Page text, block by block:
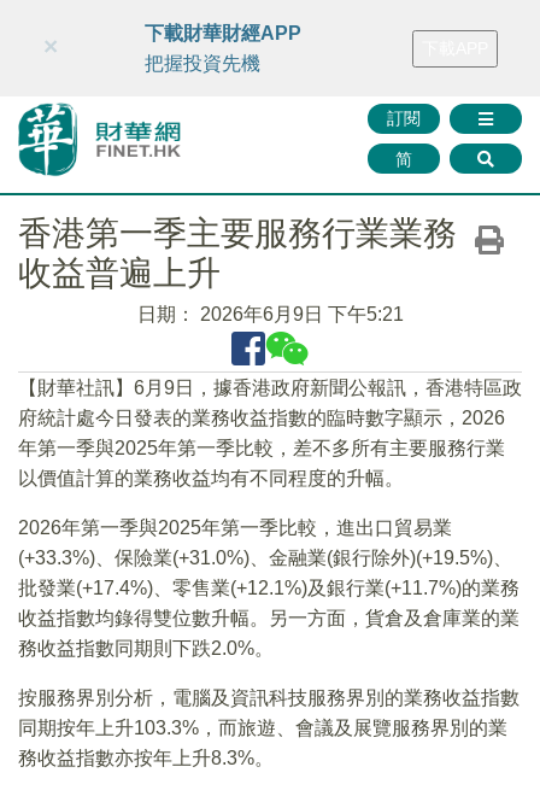
財華智庫網 FINTV FINMETA 財華證券 媒體矩陣
訂閱
简
×
下載財華財經APP
把握投資先機
香港第一季主要服務行業業務
收益普遍上升
日期： 2026年6月9日 下午5:21
【財華社訊】6月9日，據香港政府新聞公報訊，香港特區政
府統計處今日發表的業務收益指數的臨時數字顯示，2026
年第一季與2025年第一季比較，差不多所有主要服務行業
以價值計算的業務收益均有不同程度的升幅。
2026年第一季與2025年第一季比較，進出口貿易業
(+33.3%)、保險業(+31.0%)、金融業(銀行除外)(+19.5%)、
批發業(+17.4%)、零售業(+12.1%)及銀行業(+11.7%)的業務
收益指數均錄得雙位數升幅。另一方面，貨倉及倉庫業的業
務收益指數同期則下跌2.0%。
按服務界別分析，電腦及資訊科技服務界別的業務收益指數
同期按年上升103.3%，而旅遊、會議及展覽服務界別的業
務收益指數亦按年上升8.3%。